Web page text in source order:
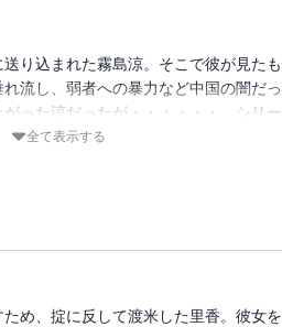
り込まれた霧島涼。そこで彼が見たも
流し、弱者への暴力など中国の闇だっ
った涼だったが・・・・・・。シリー
全て表示する
め、掟に反して渡米した里香。彼女を